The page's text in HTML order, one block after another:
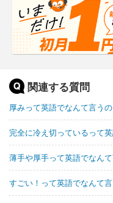
関連する質問
厚みって英語でなんて言うの
完全に冷え切っているって
薄手や厚手って英語でなん
すごい！って英語でなんて